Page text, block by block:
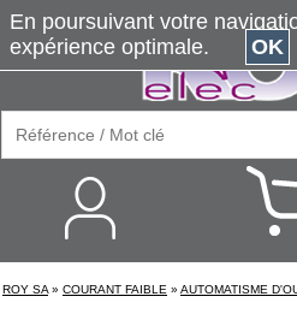
ROY SA » COURANT FAIBLE » AUTOMATISME
En poursuivant votre
expérience optimale.
OK